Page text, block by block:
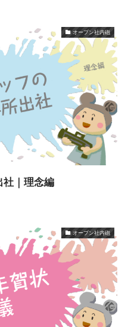
オープン社内砲
社｜理念編
オープン社内砲